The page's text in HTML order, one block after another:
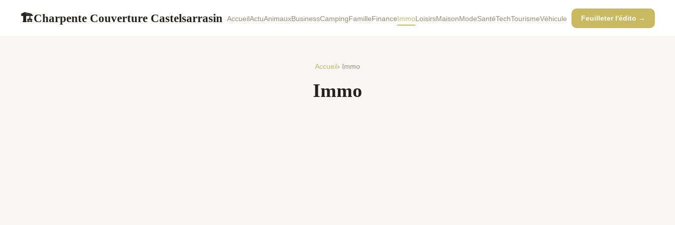
🏗Charpente Couverture Castelsarrasin AccueilActuAnimauxBusinessCampingFamilleFinanceImmoLoisirsMaisonModeSantéTechTourismeVéhicule Feuilleter l'édito →
Accueil › Immo
Immo